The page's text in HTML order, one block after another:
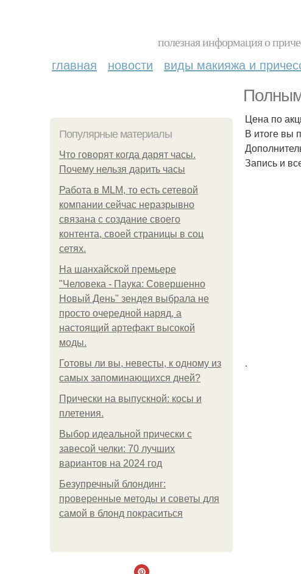
полезная информация о
главная новости виды макияжа и
Популярные материалы
Что говорят когда дарят часы.
Почему нельзя дарить часы
Работа в MLM, то есть сетевой
компании сейчас неразрывно
связана с создание своего
контента, своей страницы в соц
сетях.
На шанхайской премьере
"Человека - Паука: Совершенно
Новый День" зендея выбрала не
просто очередной наряд, а
настоящий артефакт высокой
моды.
Готовы ли вы, невесты, к одному из
самых запоминающихся дней?
Прически на выпускной: косы и
плетения.
Выбор идеальной прически с
завесой челки: 70 лучших
вариантов на 2024 год
Безупречный блондинг:
проверенные методы и советы для
самой в блонд покраситься
Цена по
В итоге вы
Запись и
.